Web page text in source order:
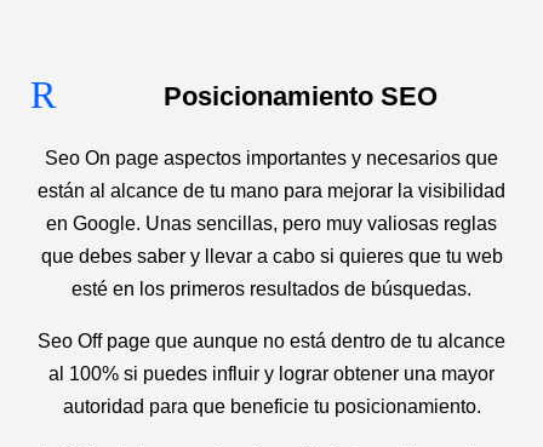
R Posicionamiento SEO
Seo On page aspectos importantes y necesarios que
están al alcance de tu mano para mejorar la visibilidad
en Google. Unas sencillas, pero muy valiosas reglas
que debes saber y llevar a cabo si quieres que tu web
esté en los primeros resultados de búsquedas.
Seo Off page que aunque no está dentro de tu alcance
al 100% si puedes influir y lograr obtener una mayor
autoridad para que beneficie tu posicionamiento.